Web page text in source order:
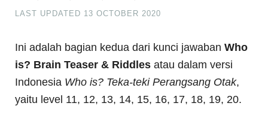
LAST UPDATED 13 OCTOBER 2020
Ini adalah bagian kedua dari kunci jawabanWho
is? Brain Teaser & Riddles atau dalam versi
Indonesia Who is? Teka-teki Perangsang Otak,
yaitu level 11, 12, 13, 14, 15, 16, 17, 18, 19, 20.